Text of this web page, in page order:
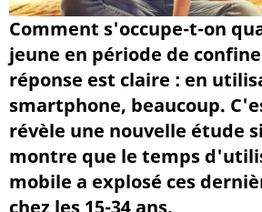
Comment s'occupe-t-on
jeune en période de
réponse est claire : en
smartphone, beaucoup.
révèle une nouvelle étude
montre que le temps
mobile a explosé ces
chez les 15-34 ans.